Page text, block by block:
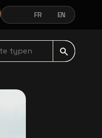
NEDERLANDSFRANÇAIS
FR ENGLISH
EN
navbar